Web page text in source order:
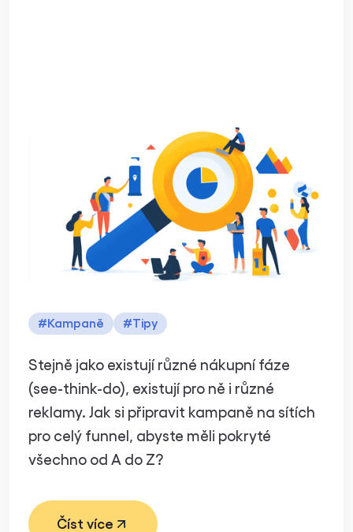
Jak na kampaně
na Facebooku a
Instagramu v roce
2025
#Kampaně #Tipy
Stejně jako existují různé nákupní fáze
(see-think-do), existují pro ně i různé
reklamy. Jak si připravit kampaně na sítích
pro celý funnel, abyste měli pokryté
všechno od A do Z?
Číst více